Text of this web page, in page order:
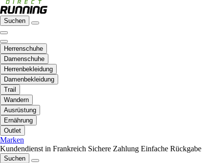
Suchen
Herrenschuhe
Damenschuhe
Herrenbekleidung
Damenbekleidung
Trail
Wandern
Ausrüstung
Ernährung
Outlet
Marken
Kundendienst in Frankreich Sichere Zahlung Einfache Rückgabe
Suchen